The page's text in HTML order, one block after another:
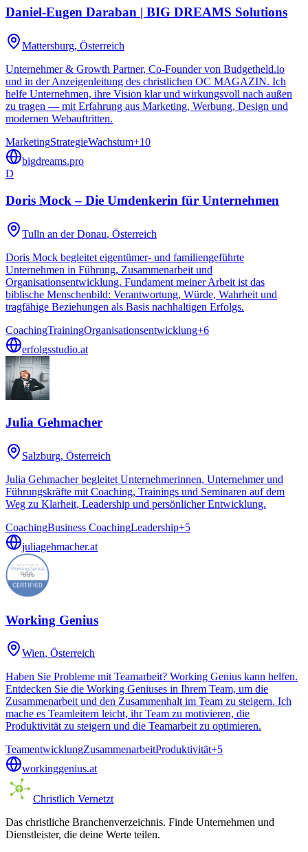
Daniel-Eugen Daraban | BIG DREAMS Solutions
Mattersburg, Österreich
Unternehmer & Growth Partner, Co-Founder von Budgetheld.io
und in der Anzeigenleitung des christlichen OC MAGAZIN. Ich
helfe Unternehmen, ihre Vision klar und wirkungsvoll nach außen
zu tragen — mit Erfahrung aus Marketing, Werbung, Design und
modernen Webauftritten.
MarketingStrategieWachstum+10
bigdreams.pro
D
Doris Mock – Die Umdenkerin für Unternehmen
Tulln an der Donau, Österreich
Doris Mock begleitet eigentümer- und familiengeführte
Unternehmen in Führung, Zusammenarbeit und
Organisationsentwicklung. Fundament meiner Arbeit ist das
biblische Menschenbild: Verantwortung, Würde, Wahrheit und
tragfähige Beziehungen als Basis nachhaltigen Erfolgs.
CoachingTrainingOrganisationsentwicklung+6
erfolgsstudio.at
Julia Gehmacher
Salzburg, Österreich
Julia Gehmacher begleitet Unternehmerinnen, Unternehmer und
Führungskräfte mit Coaching, Trainings und Seminaren auf dem
Weg zu Klarheit, Leadership und persönlicher Entwicklung.
CoachingBusiness CoachingLeadership+5
juliagehmacher.at
Working Genius
Wien, Österreich
Haben Sie Probleme mit Teamarbeit? Working Genius kann helfen.
Entdecken Sie die Working Geniuses in Ihrem Team, um die
Zusammenarbeit und den Zusammenhalt im Team zu steigern. Ich
mache es Teamleitern leicht, ihr Team zu motivieren, die
Produktivität zu steigern und die Teamarbeit zu optimieren.
TeamentwicklungZusammenarbeitProduktivität+5
workinggenius.at
Christlich Vernetzt
Das christliche Branchenverzeichnis. Finde Unternehmen und
Dienstleister, die deine Werte teilen.